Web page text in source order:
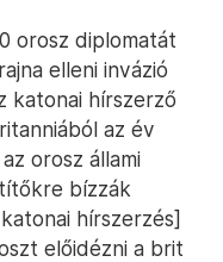
orosz diplomatát
elleni invázió
katonai hírszerző
az év
orosz állami
bízzák
hírszerzés]
előidézni a brit